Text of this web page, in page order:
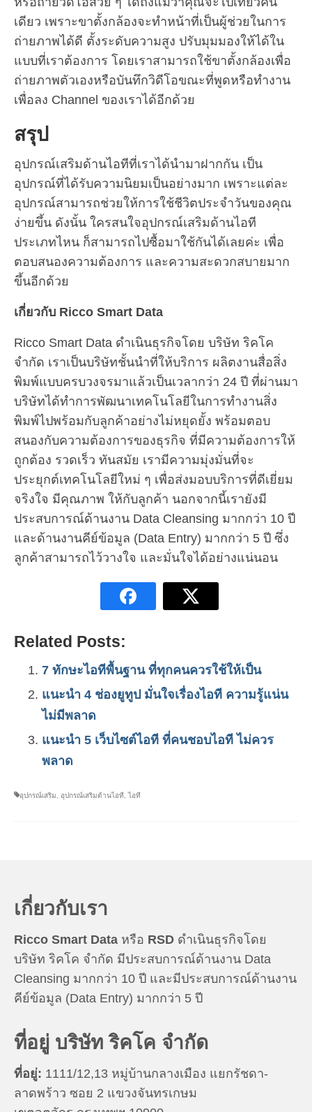
เดียว เพราะขาตั้งกล้องจะทำหน้าที่เป็นผู้ช่วยในการ
ถ่ายภาพได้ดี ตั้งระดับความสูง ปรับมุมมองให้ได้ใน
แบบที่เราต้องการ โดยเราสามารถใช้ขาตั้งกล้องเพื่อ
ถ่ายภาพตัวเองหรือบันทึกวิดีโอขณะที่พูดหรือทำงาน
เพื่อลง Channel ของเราได้อีกด้วย
สรุป
อุปกรณ์เสริมด้านไอทีที่เราได้นำมาฝากกัน เป็น
อุปกรณ์ที่ได้รับความนิยมเป็นอย่างมาก เพราะแต่ละ
อุปกรณ์สามารถช่วยให้การใช้ชีวิตประจำวันของคุณ
ง่ายขึ้น ดังนั้น ใครสนใจอุปกรณ์เสริมด้านไอที
ประเภทไหน ก็สามารถไปซื้อมาใช้กันได้เลยค่ะ เพื่อ
ตอบสนองความต้องการ และความสะดวกสบายมาก
ขึ้นอีกด้วย
เกี่ยวกับ Ricco Smart Data
Ricco Smart Data ดำเนินธุรกิจโดย บริษัท ริคโค
จำกัด เราเป็นบริษัทชั้นนำที่ให้บริการ ผลิตงานสื่อสิ่ง
พิมพ์แบบครบวงจรมาแล้วเป็นเวลากว่า 24 ปี ที่ผ่านมา
บริษัทได้ทำการพัฒนาเทคโนโลยีในการทำงานสิ่ง
พิมพ์ไปพร้อมกับลูกค้าอย่างไม่หยุดยั้ง พร้อมตอบ
สนองกับความต้องการของธุรกิจ ที่มีความต้องการให้
ถูกต้อง รวดเร็ว ทันสมัย เรามีความมุ่งมั่นที่จะ
ประยุกต์เทคโนโลยีใหม่ ๆ เพื่อส่งมอบบริการที่ดีเยี่ยม
จริงใจ มีคุณภาพ ให้กับลูกค้า นอกจากนี้เรายังมี
ประสบการณ์ด้านงาน Data Cleansing มากกว่า 10 ปี
และด้านงานคีย์ข้อมูล (Data Entry) มากกว่า 5 ปี ซึ่ง
ลูกค้าสามารถไว้วางใจ และมั่นใจได้อย่างแน่นอน
Related Posts:
7 ทักษะไอทีพื้นฐาน ที่ทุกคนควรใช้ให้เป็น
แนะนำ 4 ช่องยูทูป มั่นใจเรื่องไอที ความรู้แน่น
ไม่มีพลาด
แนะนำ 5 เว็บไซต์ไอที ที่คนชอบไอที ไม่ควร
พลาด
อุปกรณ์เสริม อุปกรณ์เสริมด้านไอที ,ไอที
เกี่ยวกับเรา
Ricco Smart Data หรือ RSD ดำเนินธุรกิจโดย
บริษัท ริคโค จำกัด มีประสบการณ์ด้านงาน Data
Cleansing มากกว่า 10 ปี และมีประสบการณ์ด้านงาน
คีย์ข้อมูล (Data Entry) มากกว่า 5 ปี
ที่อยู่ บริษัท ริคโค จำกัด
ที่อยู่: 1111/12,13 หมู่บ้านกลางเมือง แยกรัชดา-
ลาดพร้าว ซอย 2 แขวงจันทรเกษม